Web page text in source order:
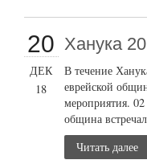
20
ДЕК
18
Ханука
В течение
еврейской
мероприятия. 02
община
Читать далее